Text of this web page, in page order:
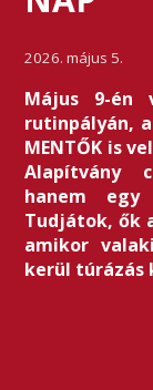
2026. május 5.
Május 9-én
rutinpályán,
MENTŐK is
Alapítvány
hanem
Tudjátok, ők
amikor
kerül túrázás